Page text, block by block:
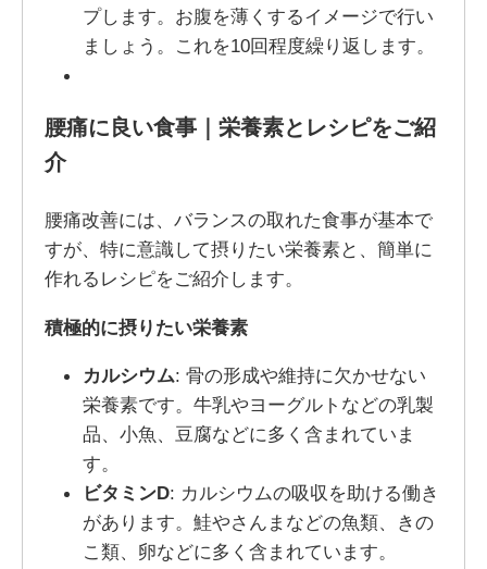
プします。お腹を薄くするイメージで行い
ましょう。これを10回程度繰り返します。
腰痛に良い食事｜栄養素とレシピをご紹
介
腰痛改善には、バランスの取れた食事が基本で
すが、特に意識して摂りたい栄養素と、簡単に
作れるレシピをご紹介します。
積極的に摂りたい栄養素
カルシウム: 骨の形成や維持に欠かせない
栄養素です。牛乳やヨーグルトなどの乳製
品、小魚、豆腐などに多く含まれていま
す。
ビタミンD: カルシウムの吸収を助ける働き
があります。鮭やさんまなどの魚類、きの
こ類、卵などに多く含まれています。